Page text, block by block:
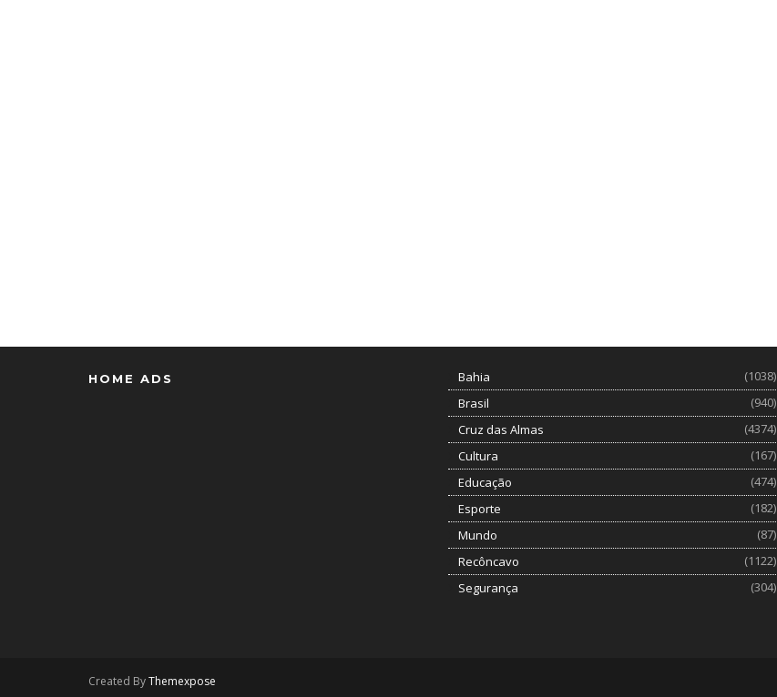
HOME ADS Bahia
(1038)
Brasil
(940)
Cruz das Almas
(4374)
Cultura
(167)
Educação
(474)
Esporte
(182)
Mundo
(87)
Recôncavo
(1122)
Segurança
(304)
Created ByThemexpose